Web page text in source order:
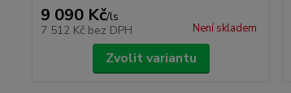
9 090 Kč/ls
7 512 Kč bez DPH Není skladem
Zvolit variantu